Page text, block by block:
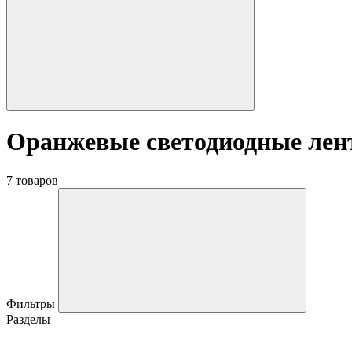
Оранжевые светодиодные
7 товаров
Фильтры
Разделы